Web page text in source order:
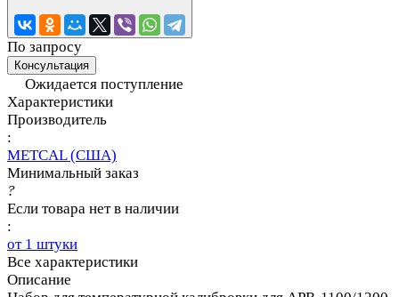
По запросу
Консультация
Ожидается поступление
Характеристики
Производитель
:
METCAL (США)
Минимальный заказ
?
Если товара нет в наличии
:
от 1 штуки
Все характеристики
Описание